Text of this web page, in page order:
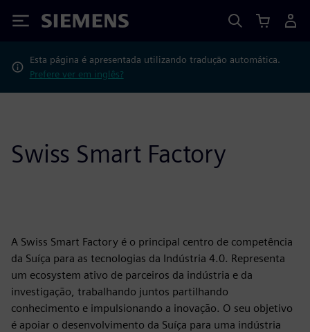
Siemens
Esta página é apresentada utilizando tradução automática.
Prefere ver em inglês?
Swiss Smart Factory
A Swiss Smart Factory é o principal centro de competência
da Suíça para as tecnologias da Indústria 4.0. Representa
um ecosystem ativo de parceiros da indústria e da
investigação, trabalhando juntos partilhando
conhecimento e impulsionando a inovação. O seu objetivo
é apoiar o desenvolvimento da Suíça para uma indústria